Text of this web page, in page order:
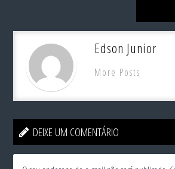
Edson Junior
More Posts
DEIXE UM COMENTÁRIO